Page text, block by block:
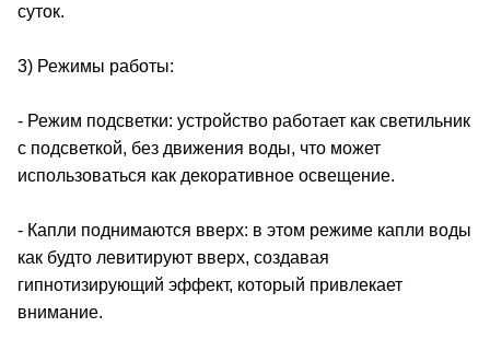
суток.
3) Режимы работы:
- Режим подсветки: устройство работает как светильник
с подсветкой, без движения воды, что может
использоваться как декоративное освещение.
- Капли поднимаются вверх: в этом режиме капли воды
как будто левитируют вверх, создавая
гипнотизирующий эффект, который привлекает
внимание.